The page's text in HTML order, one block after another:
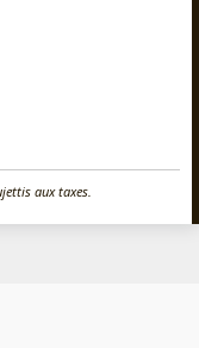
aux taxes.